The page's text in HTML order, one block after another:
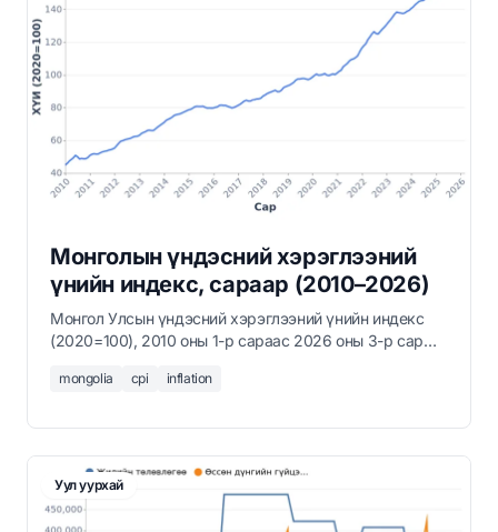
Монголын үндэсний хэрэглээний
үнийн индекс, сараар (2010–2026)
Монгол Улсын үндэсний хэрэглээний үнийн индекс
(2020=100), 2010 оны 1-р сараас 2026 оны 3-р сар
мэдээллээр.
mongolia cpi inflation
Уул уурхай